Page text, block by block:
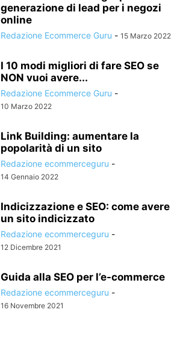
generazione di lead per i negozi
online
Redazione Ecommerce Guru - 15 Marzo 2022
I 10 modi migliori di fare SEO se
NON vuoi avere...
Redazione Ecommerce Guru -
10 Marzo 2022
Link Building: aumentare la
popolarità di un sito
Redazione ecommerceguru -
14 Gennaio 2022
Indicizzazione e SEO: come avere
un sito indicizzato
Redazione ecommerceguru -
12 Dicembre 2021
Guida alla SEO per l’e-commerce
Redazione ecommerceguru -
16 Novembre 2021